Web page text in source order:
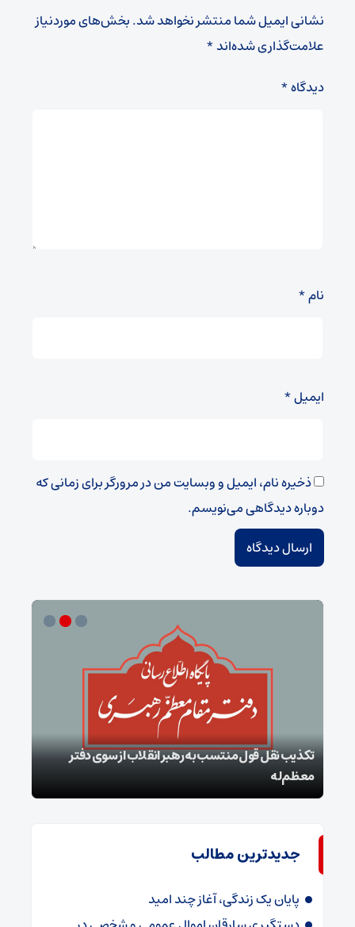
نشانی ایمیل شما منتشر نخواهد شد.بخش‌های موردنیاز
علامت‌گذاری شده‌اند*
دیدگاه*
نام*
ایمیل*
ذخیره نام، ایمیل و وبسایت من در مرورگر برای زمانی که
دوباره دیدگاهی می‌نویسم.
تکذیب نقل قول منتسب به رهبر انقلاب از سوی دفتر
معظم‌له
جدیدترین مطالب
پایان یک زندگی، آغاز چند امید